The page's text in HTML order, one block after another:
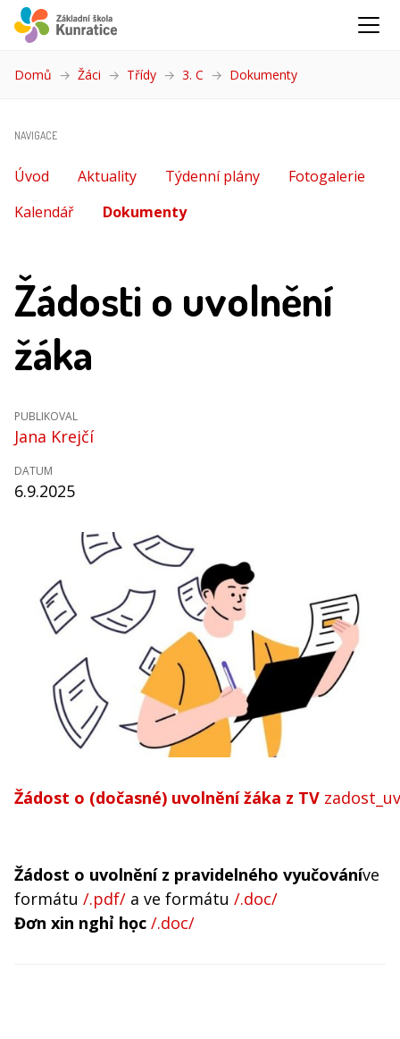
Domů Žáci Třídy 3. C Dokumenty
NAVIGACE
Úvod Aktuality Týdenní plány
Fotogalerie
Kalendář
Dokumenty(aktuální)
Žádosti o uvolnění
žáka
PUBLIKOVAL
Jana Krejčí
DATUM
6.9.2025
Žádost o (dočasné) uvolnění žáka z TV
Žádost o uvolnění z pravidelného vyučováníve
formátu /.pdf/ a ve formátu /.doc/
Đơn xin nghỉ học /.doc/